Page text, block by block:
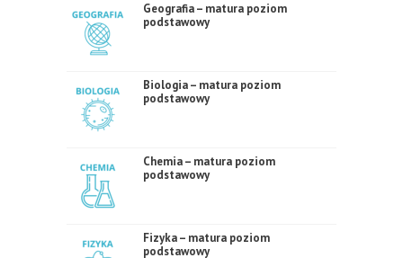
Geografia – matura poziom
podstawowy
Biologia – matura poziom
podstawowy
Chemia – matura poziom
podstawowy
Fizyka – matura poziom
podstawowy